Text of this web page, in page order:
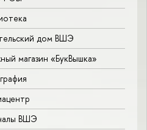
дом ВШЭ
магазин «БукВышка»
ВШЭ